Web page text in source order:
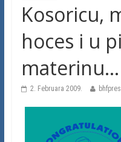
Kosoricu,
hoces i u
materinu…
2. Februara 2009.